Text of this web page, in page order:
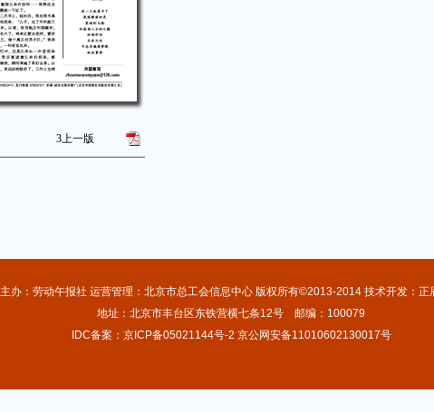
3上一版
主办：劳动午报社 运营管理：北京市总工会信息中心 版权所有©2013-2014 技术开发：正
地址：北京市丰台区东铁营横七条12号 邮编：100079
IDC备案：京ICP备05021144号-2 京公网安备11010602130017号